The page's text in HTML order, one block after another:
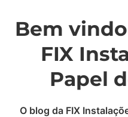
Bem
FIX
Papel
O blog da FIX